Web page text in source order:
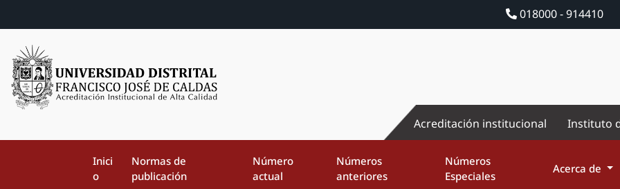
018000 - 914410
Acreditación institucional Instituto
Inici
o
Normas de
publicación
Número
actual
Números
anteriores
Números
Especiales
Acerca de